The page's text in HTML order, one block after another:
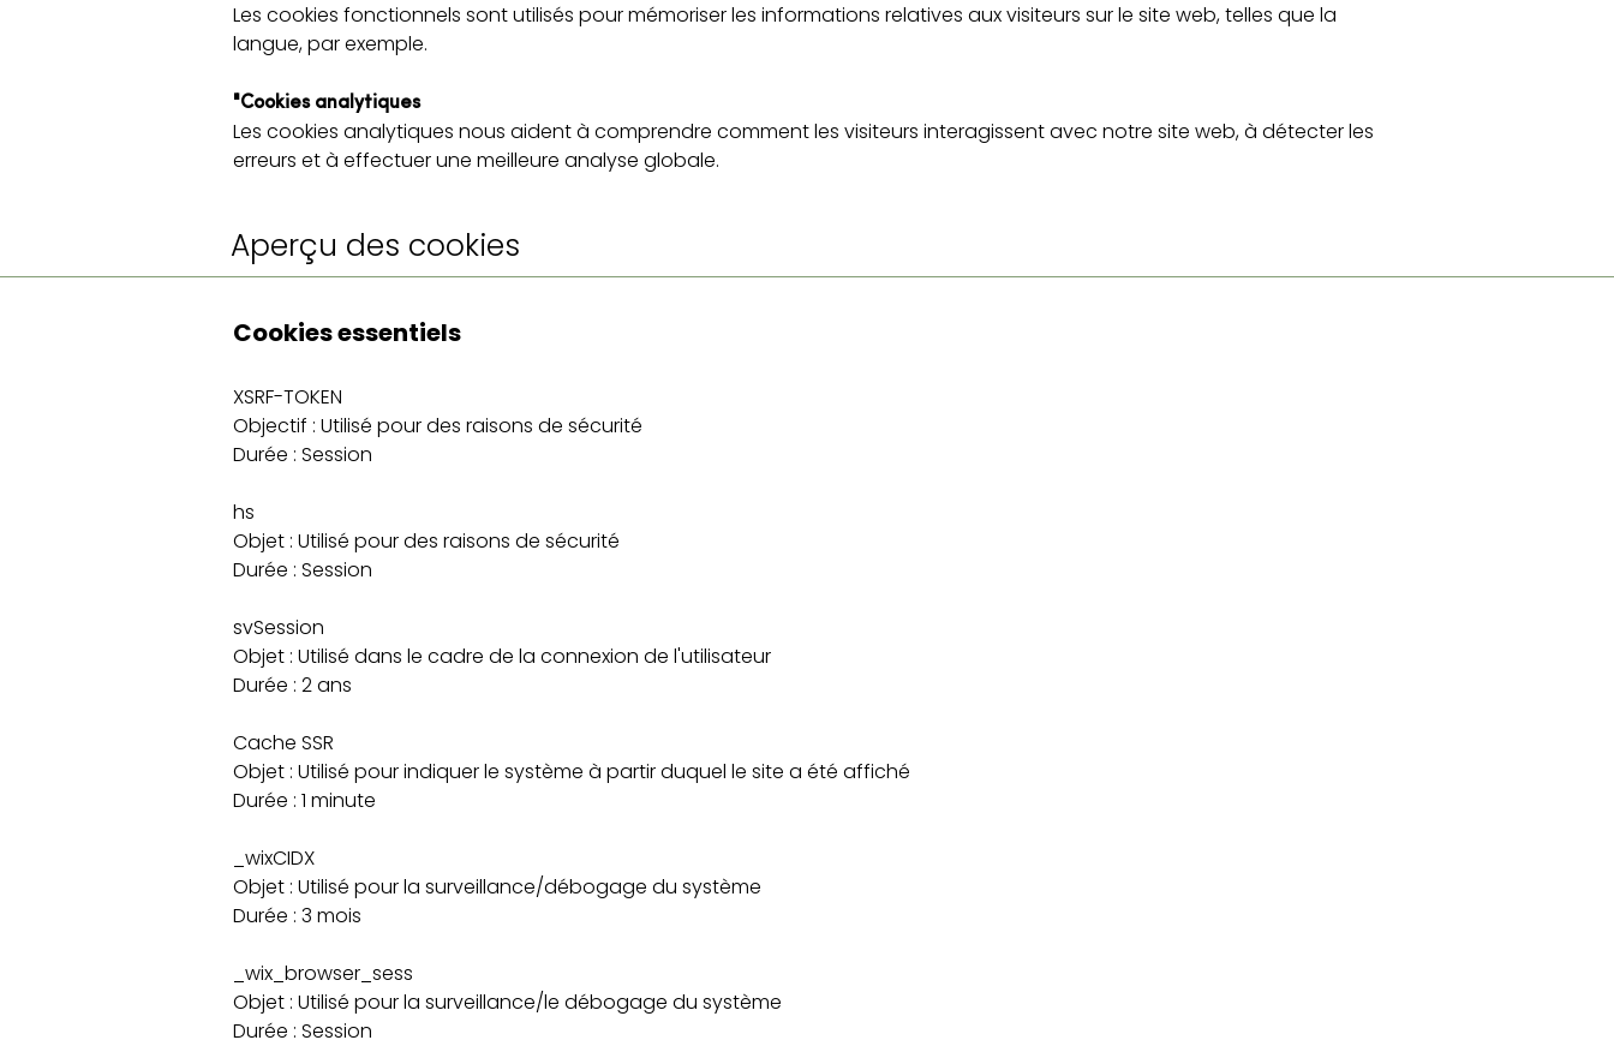
Les cookies fonctionnels sont utilisés pour mémoriser les informations relatives aux visiteurs sur le site web, telles que la
langue, par exemple.
"Cookies analytiques
Les cookies analytiques nous aident à comprendre comment les visiteurs interagissent avec notre site web, à détecter les
erreurs et à effectuer une meilleure analyse globale.
Aperçu des cookies
Cookies essentiels
XSRF-TOKEN
Objectif : Utilisé pour des raisons de sécurité
Durée : Session
hs
Objet : Utilisé pour des raisons de sécurité
Durée : Session
svSession
Objet : Utilisé dans le cadre de la connexion de l'utilisateur
Durée : 2 ans
Cache SSR
Objet : Utilisé pour indiquer le système à partir duquel le site a été affiché
Durée : 1 minute
_wixCIDX
Objet : Utilisé pour la surveillance/débogage du système
Durée : 3 mois
_wix_browser_sess
Objet : Utilisé pour la surveillance/le débogage du système
Durée : Session